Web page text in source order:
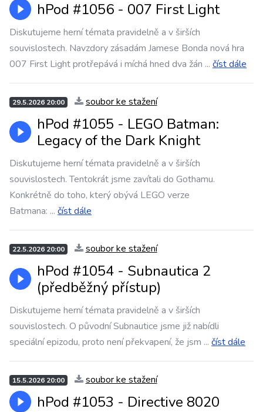
hPod #1056 - 007 First Light
Diskutujeme herní témata pravidelně a v širších
souvislostech. Navzdory zásadám Jamese Bonda nová hra
007 First Light protřepává i míchá hned dva žán ... číst dále
29.5.2026 20:00 soubor ke stažení
hPod #1055 - LEGO Batman:
Legacy of the Dark Knight
Diskutujeme herní témata pravidelně a v širších
souvislostech. Tentokrát jsme zavítali do Gothamu.
Konkrétně do toho, který obývá LEGO verze
Batmana: ... číst dále
22.5.2026 20:00 soubor ke stažení
hPod #1054 - Subnautica 2
(předběžný přístup)
Diskutujeme herní témata pravidelně a v širších
souvislostech. O původní Subnautice jsme již nabídli
speciální epizodu, proto není překvapení, že jsm ... číst dále
15.5.2026 20:00 soubor ke stažení
hPod #1053 - Directive 8020